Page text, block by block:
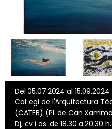
Del 05.07.2024 al 15.09.2024
Col·legi de l'Arquitectura
(CATEB) (Pl. de Can
Dj, dv i ds: de 18.30 a 20.30 h.